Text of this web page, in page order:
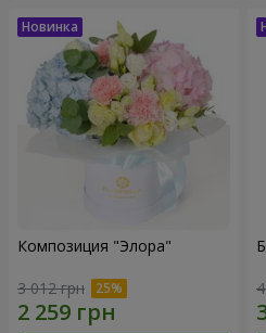
Композиция "Элора"
3 012 грн